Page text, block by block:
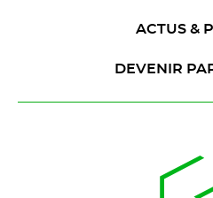
ACTUS &
DEVENIR